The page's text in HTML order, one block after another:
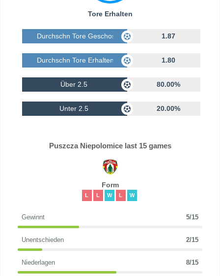
Tore Erhalten
Durchschn Tore Geschossen 1.87
Durchschn Tore Erhalten 1.80
Über 2.5 80.00%
Unter 2.5 20.00%
Puszcza Niepolomice last 15 games
Form
L L W L W
Gewinnt 5/15
Unentschieden 2/15
Niederlagen 8/15